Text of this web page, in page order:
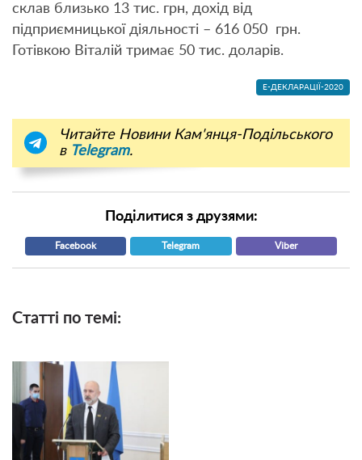
склав близько 13 тис. грн, дохід від
підприємницької діяльності – 616 050 грн.
Готівкою Віталій тримає 50 тис. доларів.
Е-ДЕКЛАРАЦІЇ-2020
Читайте Новини Кам'янця-Подільського
в Telegram.
Поділитися з друзями:
Facebook Telegram Viber
Статті по темі: